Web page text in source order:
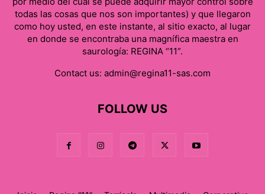
todas las cosas que nos son importantes) y que llegaron
como hoy usted, en este instante, al sitio exacto, al lugar
en donde se encontraba una magnífica maestra en
saurología: REGINA “11”.
Contact us: admin@regina11-sas.com
FOLLOW US